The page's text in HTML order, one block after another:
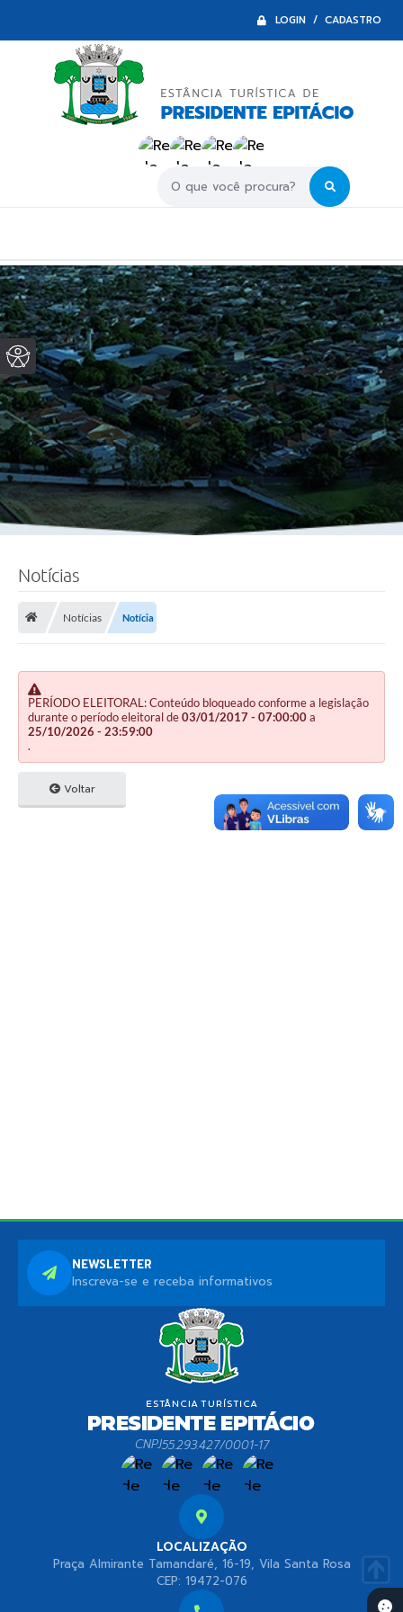
LOGIN / CADASTRO
Notícias
Notícias Notícia
PERÍODO ELEITORAL: Conteúdo bloqueado conforme a legislação
durante o período eleitoral de03/01/2017 - 07:00:00a
25/10/2026 - 23:59:00
.
Voltar
LOCALIZAÇÃO
Praça Almirante Tamandaré, 16-19, Vila Santa Rosa
CEP: 19472-076
CNPJ55.293.427/0001-17
NEWSLETTER
Inscreva-se e receba informativos